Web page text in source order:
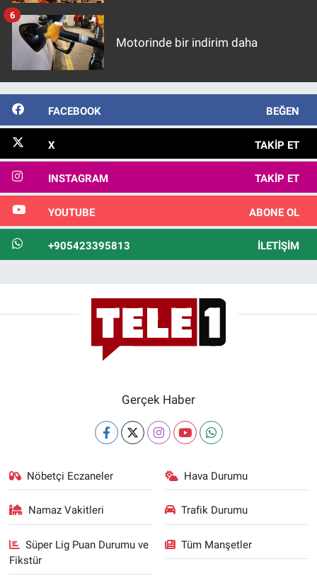
Motorinde bir indirim daha
6
FACEBOOK BEĞEN
TAKIP ET
INSTAGRAM TAKIP ET
+905423395813 İLETIŞIM
Gerçek Haber
Nöbetçi Eczaneler Hava Durumu
Namaz Vakitleri Trafik Durumu
Süper Lig Puan Durumu ve
Fikstür
Tüm Manşetler